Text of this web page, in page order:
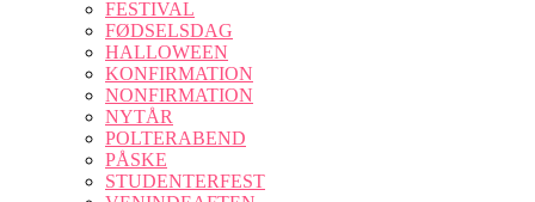
FESTIVAL
FØDSELSDAG
HALLOWEEN
KONFIRMATION
NONFIRMATION
NYTÅR
POLTERABEND
PÅSKE
STUDENTERFEST